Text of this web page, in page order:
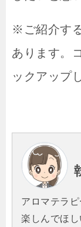
※ご紹介す
あります。
ックアップ
アロマテラ
楽しんでほし